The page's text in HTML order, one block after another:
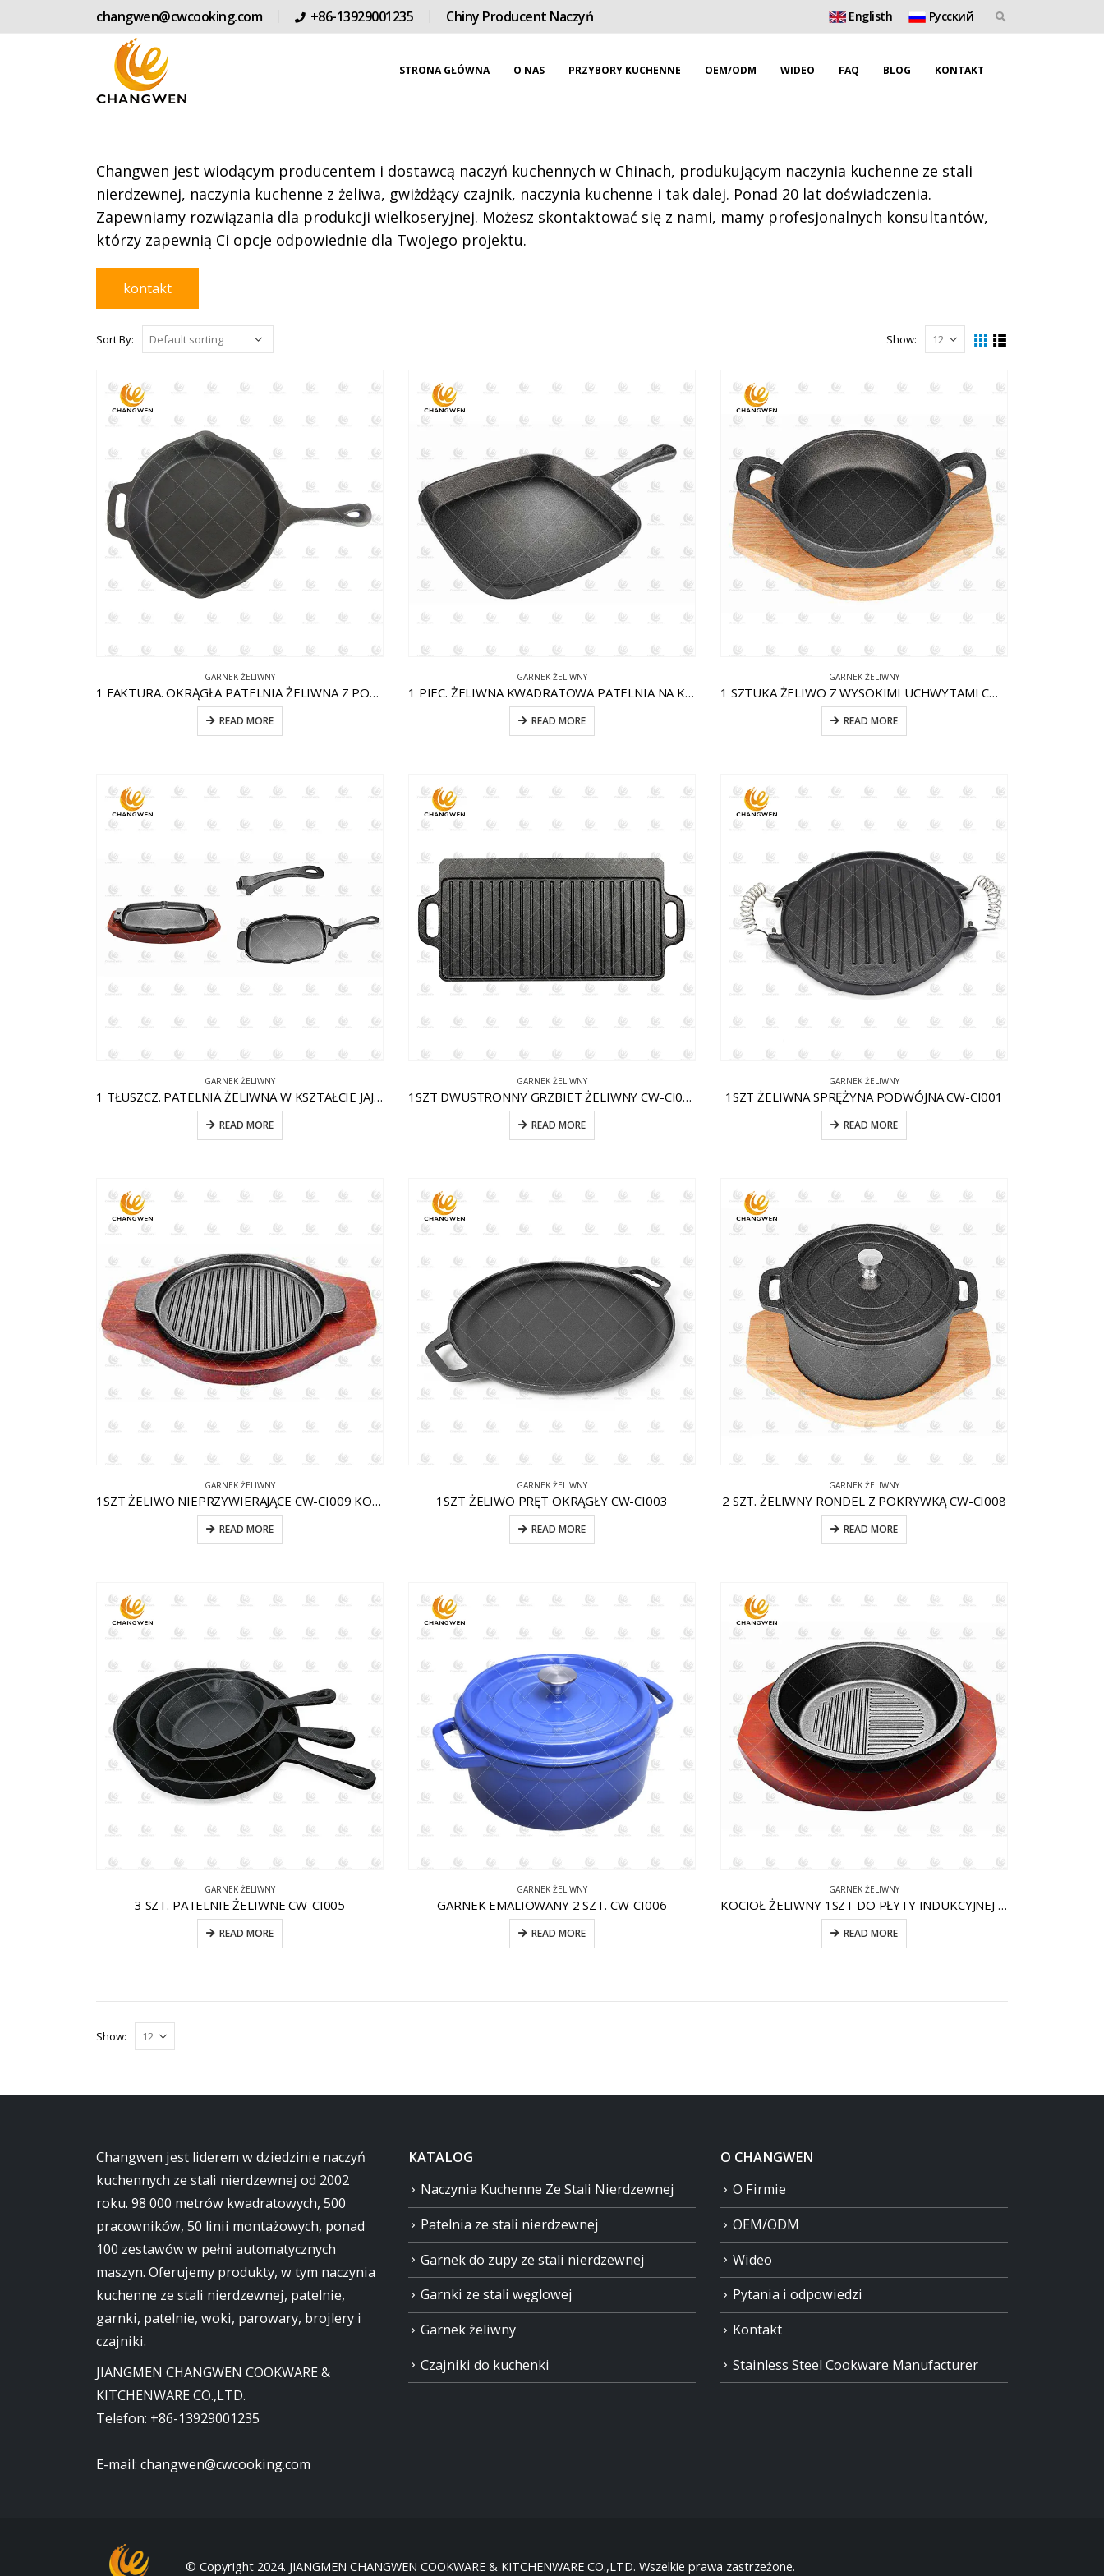
changwen@cwcooking.com +86-13929001235 Chiny Producent Naczyń Englisth Pусский
STRONA GŁÓWNA O NAS PRZYBORY KUCHENNE OEM/ODM WIDEO FAQ BLOG KONTAKT
Changwen jest wiodącym producentem i dostawcą naczyń kuchennych w Chinach, produkującym naczynia kuchenne ze stali
nierdzewnej, naczynia kuchenne z żeliwa, gwiżdżący czajnik, naczynia kuchenne i tak dalej. Ponad 20 lat doświadczenia.
Zapewniamy rozwiązania dla produkcji wielkoseryjnej. Możesz skontaktować się z nami, mamy profesjonalnych konsultantów,
którzy zapewnią Ci opcje odpowiednie dla Twojego projektu.
kontakt
Sort By: Show:
GARNEK ŻELIWNY
1 FAKTURA. OKRĄGŁA PATELNIA ŻELIWNA Z POMOCNIKIEM CW-CI004
READ MORE
GARNEK ŻELIWNY
1 PIEC. ŻELIWNA KWADRATOWA PATELNIA NA KOMARY CW-CI012
READ MORE
GARNEK ŻELIWNY
1 SZTUKA ŻELIWO Z WYSOKIMI UCHWYTAMI CW-CI007
READ MORE
GARNEK ŻELIWNY
1 TŁUSZCZ. PATELNIA ŻELIWNA W KSZTAŁCIE JAJKA Z WYJMOWANĄ RĄCZKĄ CW-CI011
READ MORE
GARNEK ŻELIWNY
1SZT DWUSTRONNY GRZBIET ŻELIWNY CW-CI002
READ MORE
GARNEK ŻELIWNY
1SZT ŻELIWNA SPRĘŻYNA PODWÓJNA CW-CI001
READ MORE
GARNEK ŻELIWNY
1SZT ŻELIWO NIEPRZYWIERAJĄCE CW-CI009 KOCIOŁ
READ MORE
GARNEK ŻELIWNY
1SZT ŻELIWO PRĘT OKRĄGŁY CW-CI003
READ MORE
GARNEK ŻELIWNY
2 SZT. ŻELIWNY RONDEL Z POKRYWKĄ CW-CI008
READ MORE
GARNEK ŻELIWNY
3 SZT. PATELNIE ŻELIWNE CW-CI005
READ MORE
GARNEK ŻELIWNY
GARNEK EMALIOWANY 2 SZT. CW-CI006
READ MORE
GARNEK ŻELIWNY
KOCIOŁ ŻELIWNY 1SZT DO PŁYTY INDUKCYJNEJ CW-CI010
READ MORE
Show:
Changwen jest liderem w dziedzinie naczyń
kuchennych ze stali nierdzewnej od 2002
roku. 98 000 metrów kwadratowych, 500
pracowników, 50 linii montażowych, ponad
100 zestawów w pełni automatycznych
maszyn. Oferujemy produkty, w tym naczynia
kuchenne ze stali nierdzewnej, patelnie,
garnki, patelnie, woki, parowary, brojlery i
czajniki.
JIANGMEN CHANGWEN COOKWARE &
KITCHENWARE CO.,LTD.
Telefon: +86-13929001235
E-mail: changwen@cwcooking.com
KATALOG
Naczynia Kuchenne Ze Stali Nierdzewnej
Patelnia ze stali nierdzewnej
Garnek do zupy ze stali nierdzewnej
Garnki ze stali węglowej
Garnek żeliwny
Czajniki do kuchenki
O CHANGWEN
O Firmie
OEM/ODM
Wideo
Pytania i odpowiedzi
Kontakt
Stainless Steel Cookware Manufacturer
© Copyright 2024. JIANGMEN CHANGWEN COOKWARE & KITCHENWARE CO.,LTD. Wszelkie prawa zastrzeżone.